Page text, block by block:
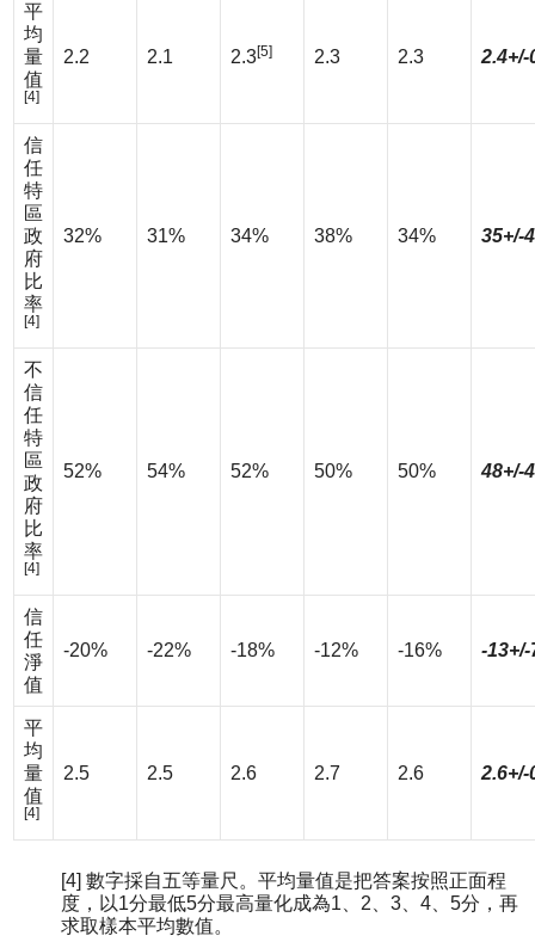
平
均
量
值
[4]
2.2 2.1 2.3[5] 2.3 2.3 2.4+/-
信
任
特
區
政
府
比
率
[4]
32% 31% 34% 38% 34% 35+/-
不
信
任
特
區
政
府
比
率
[4]
52% 54% 52% 50% 50% 48+/-
信
任
淨
值
-20% -22% -18% -12% -16% -13+/-
平
均
量
值
[4]
2.5 2.5 2.6 2.7 2.6 2.6+/-
[4] 數字採自五等量尺。平均量值是把答案按照正面程
度，以1分最低5分最高量化成為1、2、3、4、5分，再
求取樣本平均數值。